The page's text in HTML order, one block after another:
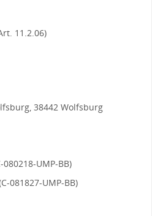
11.2.06)
38442 Wolfsburg
UMP-BB)
081827-UMP-BB)